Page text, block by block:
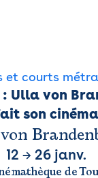
et courts
: Ulla von
son cinéma
12 → 26 janv.
de